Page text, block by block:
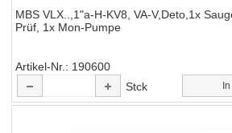
MBS VLX..,1"a-H-KV8, VA-V,Deto,1x
Prüf, 1x Mon-Pumpe
Artikel-Nr.
190600
Stck